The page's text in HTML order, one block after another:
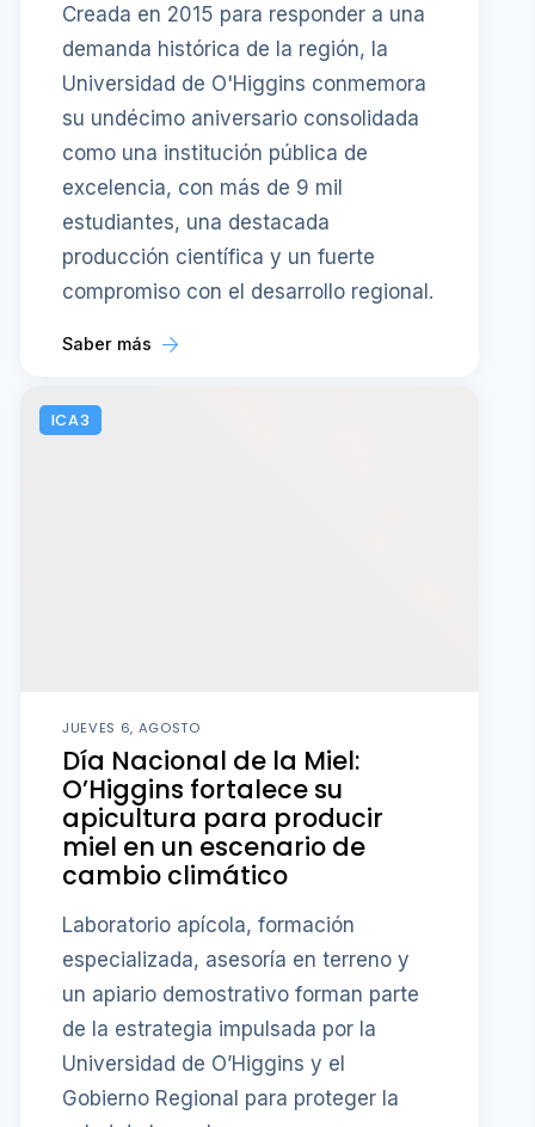
Creada en 2015 para responder a una
demanda histórica de la región, la
Universidad de O'Higgins conmemora
su undécimo aniversario consolidada
como una institución pública de
excelencia, con más de 9 mil
estudiantes, una destacada
producción científica y un fuerte
compromiso con el desarrollo regional.
Saber más
ICA3
JUEVES 6, AGOSTO
Día Nacional de la Miel:
O’Higgins fortalece su
apicultura para producir
miel en un escenario de
cambio climático
Laboratorio apícola, formación
especializada, asesoría en terreno y
un apiario demostrativo forman parte
de la estrategia impulsada por la
Universidad de O’Higgins y el
Gobierno Regional para proteger la